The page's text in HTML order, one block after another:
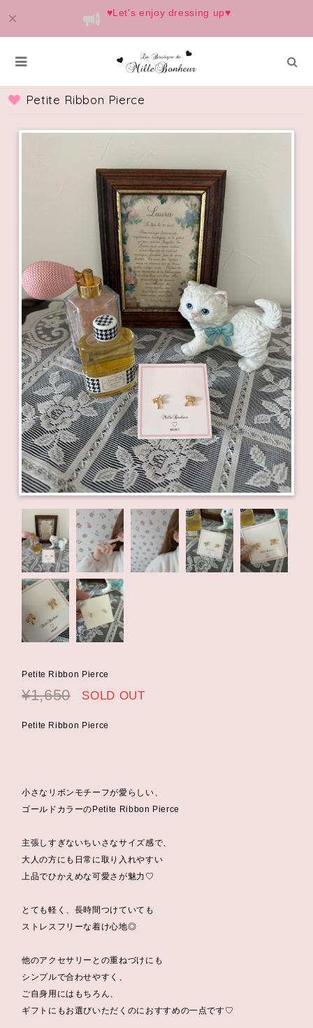
♥️Let's enjoy dressing up♥️
Petite Ribbon Pierce
Petite Ribbon Pierce
¥1,650 SOLD OUT
Petite Ribbon Pierce
小さなリボンモチーフが愛らしい、
ゴールドカラーのPetite Ribbon Pierce
主張しすぎないちいさなサイズ感で、
大人の方にも日常に取り入れやすい
上品でひかえめな可愛さが魅力♡
とても軽く、長時間つけていても
ストレスフリーな着け心地◎
他のアクセサリーとの重ねづけにも
シンプルで合わせやすく、
ご自身用にはもちろん、
ギフトにもお選びいただくのにおすすめの一点です♡